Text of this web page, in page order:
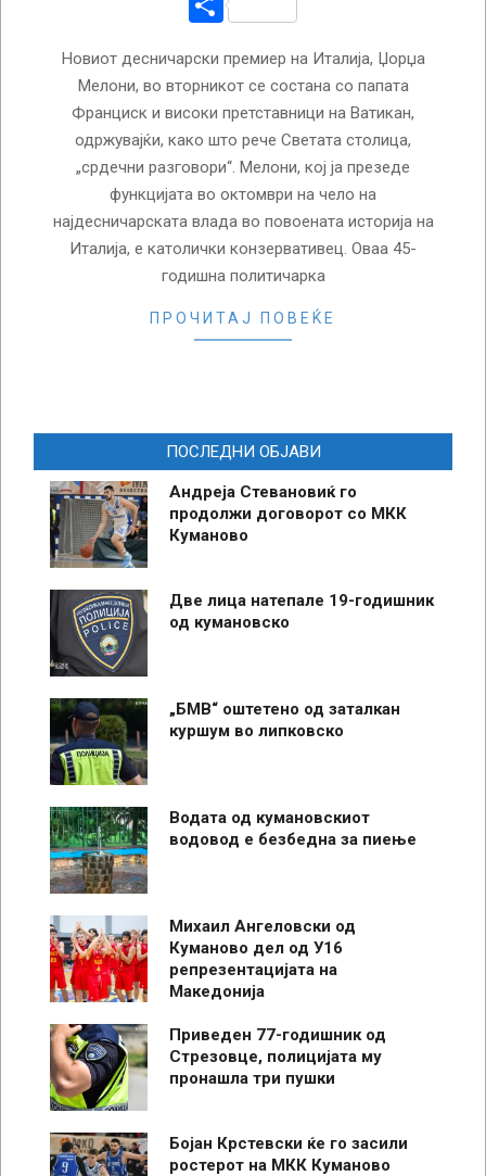
Новиот десничарски премиер на Италија, Џорџa
Мелони, во вторникот се состана со папата
Франциск и високи претставници на Ватикан,
одржувајќи, како што рече Светата столица,
„срдечни разговори“. Мелони, кој ја презеде
функцијата во октомври на чело на
најдесничарската влада во повоената историја на
Италија, е католички конзервативец. Оваа 45-
годишна политичарка
ПРОЧИТАЈ ПОВЕЌЕ
ПОСЛЕДНИ ОБЈАВИ
Андреја Стевановиќ го
продолжи договорот со МКК
Куманово
Две лица натепале 19-годишник
од кумановско
„БМВ“ оштетено од заталкан
куршум во липковско
Водата од кумановскиот
водовод е безбедна за пиење
Михаил Ангеловски од
Куманово дел од У16
репрезентацијата на
Македонија
Приведен 77-годишник од
Стрезовце, полицијата му
пронашла три пушки
Бојан Крстевски ќе го засили
ростерот на МКК Куманово